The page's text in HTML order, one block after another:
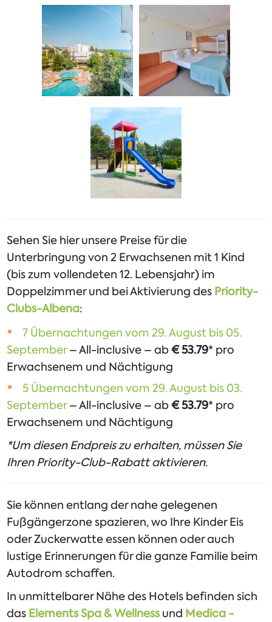
Sehen Sie hier unsere Preise für die
Unterbringung von 2 Erwachsenen mit 1 Kind
(bis zum vollendeten 12. Lebensjahr) im
Doppelzimmer und bei Aktivierung des Priority-
Clubs-Albena:
7 Übernachtungen vom 29. August bis 05.
September– All-inclusive – ab€ 53.79* pro
Erwachsenem und Nächtigung
5 Übernachtungen vom 29. August bis 03.
September– All-inclusive – ab€ 53.79* pro
Erwachsenem und Nächtigung
*Um diesen Endpreis zu erhalten, müssen Sie
Ihren Priority-Club-Rabatt aktivieren.
Sie können entlang der nahe gelegenen
Fußgängerzone spazieren, wo Ihre Kinder Eis
oder Zuckerwatte essen können oder auch
lustige Erinnerungen für die ganze Familie beim
Autodrom schaffen.
In unmittelbarer Nähe des Hotels befinden sich
das Elements Spa & Wellnessund Medica -